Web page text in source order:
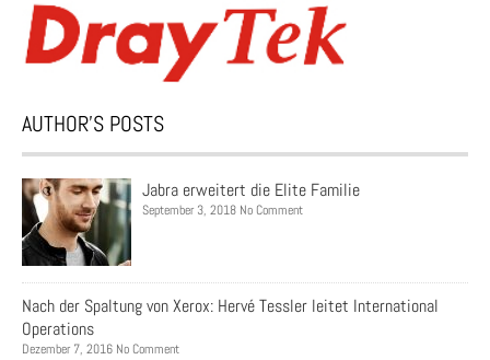
AUTHOR’S POSTS
Jabra erweitert die Elite Familie
September 3, 2018 No Comment
Nach der Spaltung von Xerox: Hervé Tessler leitet International
Operations
Dezember 7, 2016 No Comment